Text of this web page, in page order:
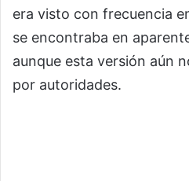
era visto con frecuencia
se encontraba en
aunque esta versión aún
por autoridades.